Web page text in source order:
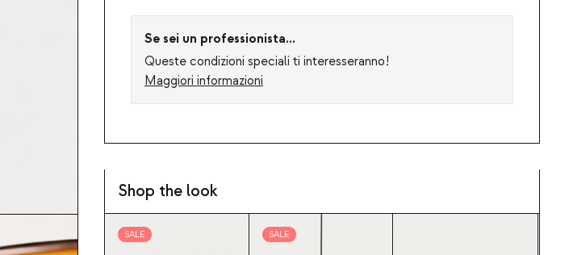
Se sei un professionista...
Queste condizioni speciali ti interesseranno!
Maggiori informazioni
Shop the look
SALE SALE